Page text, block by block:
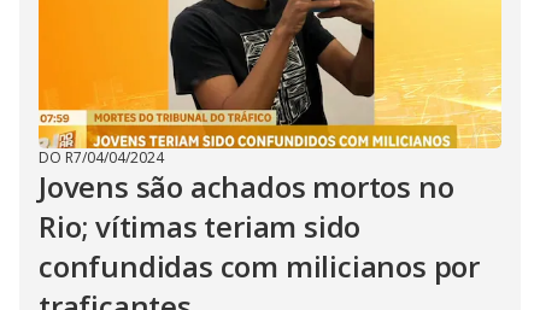
DO R7/04/04/2024
Jovens são achados mortos no
Rio; vítimas teriam sido
confundidas com milicianos por